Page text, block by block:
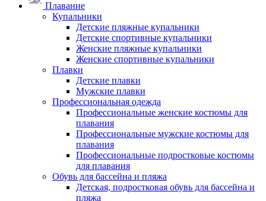
Плавание
Купальники
Детские пляжные купальники
Детские спортивные купальники
Женские пляжные купальники
Женские спортивные купальники
Плавки
Детские плавки
Мужские плавки
Профессиональная одежда
Профессиональные женские костюмы для
плавания
Профессиональные мужские костюмы для
плавания
Профессиональные подростковые костюмы
для плавания
Обувь для бассейна и пляжа
Детская, подростковая обувь для бассейна и
пляжа